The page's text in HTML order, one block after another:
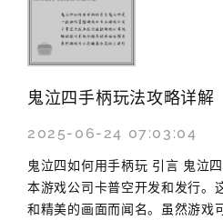
鬼泣四手柄玩法攻略详解
2025-06-24 07:03:04
鬼泣四如何用手柄玩 引言 鬼泣
本游戏公司卡普空开发和发行。
和精美的画面而闻名。虽然游戏